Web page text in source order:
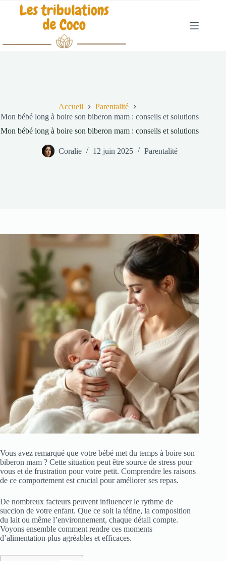
Accueil
Parentalité
Mon bébé long à boire son biberon mam : conseils et solutions
Mon bébé long à boire son biberon mam : conseils et solutions
Coralie 12 juin 2025 Parentalité
Vous avez remarqué que votre bébé met du temps à boire son
biberon mam ? Cette situation peut être source de stress pour
vous et de frustration pour votre petit. Comprendre les raisons
de ce comportement est crucial pour améliorer ses repas.
De nombreux facteurs peuvent influencer le rythme de
succion de votre enfant. Que ce soit la tétine, la composition
du lait ou même l’environnement, chaque détail compte.
Voyons ensemble comment rendre ces moments
d’alimentation plus agréables et efficaces.